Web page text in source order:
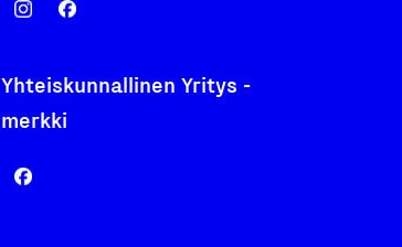
Yhteiskunnallinen Yritys -
merkki